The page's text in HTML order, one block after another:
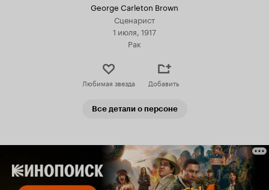
George Carleton Brown
Сценарист
1 июля, 1917
Рак
Любимая звезда Добавить
Все детали о персоне